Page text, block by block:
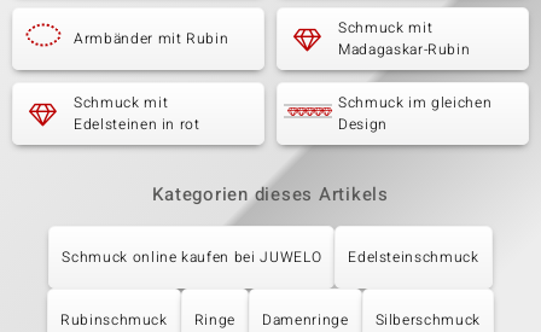
Armbänder mit Rubin
Schmuck mit
Madagaskar-Rubin
Schmuck mit
Edelsteinen in rot
Schmuck im gleichen
Design
Kategorien dieses Artikels
Schmuck online kaufen bei JUWELO Edelsteinschmuck
Rubinschmuck Ringe Damenringe Silberschmuck